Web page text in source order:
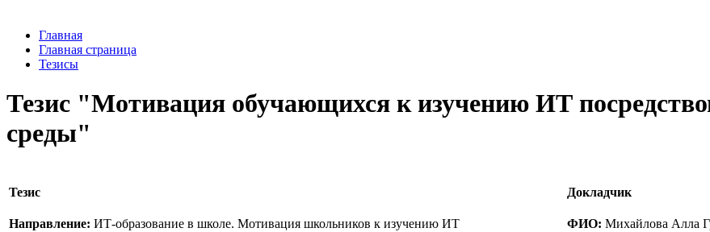
Главная
Главная страница
Тезисы
Тезис "Мотивация обучающихся к изучению ИТ
среды"
Тезис
Направление: ИТ-образование в школе. Мотивация школьников к изучению ИТ
Докладчик
ФИО: Михайлова Алла